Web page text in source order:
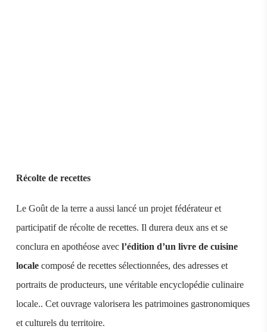
Récolte de recettes
Le Goût de la terre a aussi lancé un projet fédérateur et
participatif de récolte de recettes. Il durera deux ans et se
conclura en apothéose avecl’édition d’un livre de cuisine
locale composé de recettes sélectionnées, des adresses et
portraits de producteurs, une véritable encyclopédie culinaire
locale.. Cet ouvrage valorisera les patrimoines gastronomiques
et culturels du territoire.